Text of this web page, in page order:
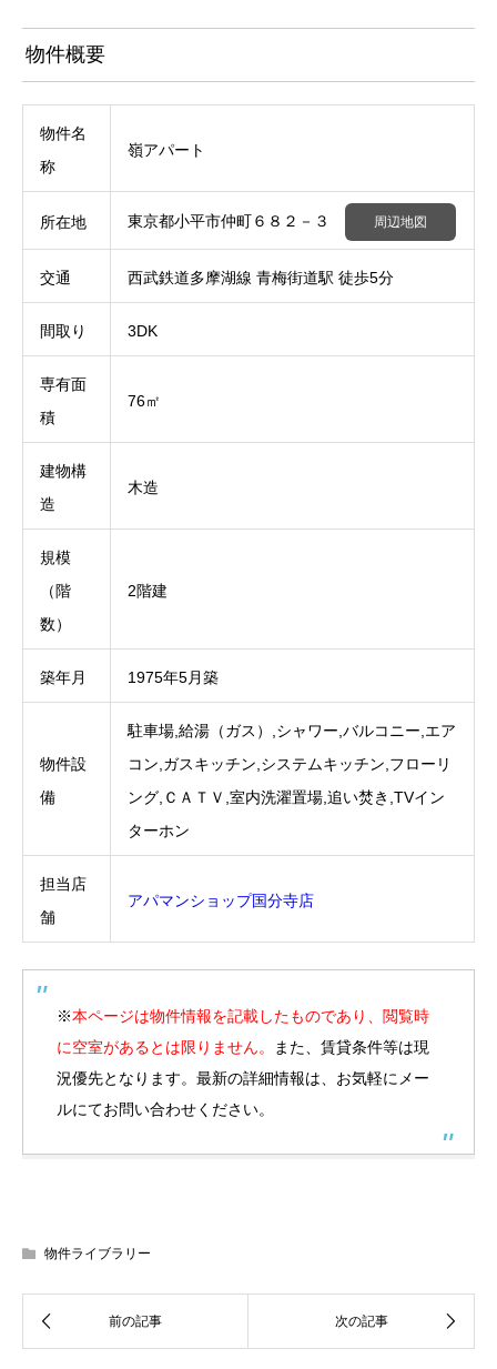
物件概要
物件名
称
嶺アパート
所在地 東京都小平市仲町６８２－３ 周辺地図
交通 西武鉄道多摩湖線 青梅街道駅 徒歩5分
間取り 3DK
専有面
積
76㎡
建物構
造
木造
規模
（階
数）
2階建
築年月 1975年5月築
物件設
備
駐車場,給湯（ガス）,シャワー,バルコニー,エア
コン,ガスキッチン,システムキッチン,フローリ
ング,ＣＡＴＶ,室内洗濯置場,追い焚き,TVイン
ターホン
担当店
舗
アパマンショップ国分寺店
※本ページは物件情報を記載したものであり、閲覧時
に空室があるとは限りません。
また、賃貸条件等は現
況優先となります。最新の詳細情報は、お気軽にメー
ルにてお問い合わせください。
物件ライブラリー